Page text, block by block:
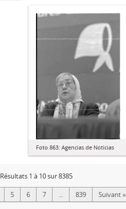
Foto 863: Agencias de Noticias
Résultats 1 à 10 sur 8385
5 6 7 839 Suivant »